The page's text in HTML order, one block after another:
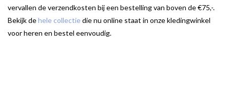
vervallen de verzendkosten bij een bestelling van boven de €75,-.
Bekijk dehele collectiedie nu online staat in onze kledingwinkel
voor heren en bestel eenvoudig.